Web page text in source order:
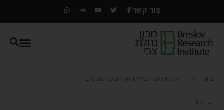
צור קשר
בית הגן עדן של רבי ישראל הבעל שם טוב
רבי נחמן